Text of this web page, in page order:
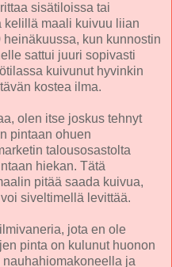
sisätiloissa tai
maali kuivuu liian
kun kunnostin
sattui juuri sopivasti
kuivunut hyvinkin
kostea ilma.
olen itse joskus tehnyt
pintaan ohuen
talousosastolta
hiekan. Tätä
pitää saada kuivua,
siveltimellä levittää.
jota en ole
pinta on kulunut huonon
ja